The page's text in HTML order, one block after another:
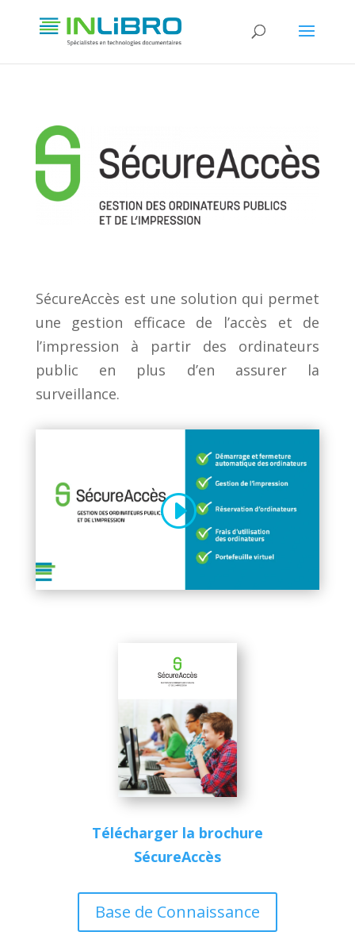
SécureAccès est une solution qui permet
une gestion efficace de l’accès et de
l’impression à partir des ordinateurs
public en plus d’en assurer la
surveillance.
Télécharger la brochure
SécureAccès
Base de Connaissance